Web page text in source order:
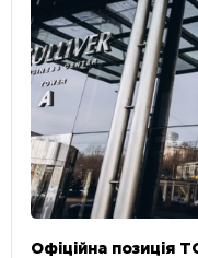
Офіційна позиція